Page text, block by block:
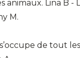
animaux. Lina B -
M.
de tout